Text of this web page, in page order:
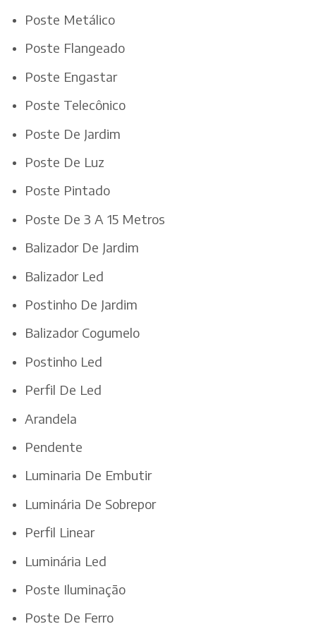
Poste Metálico
Poste Flangeado
Poste Engastar
Poste Telecônico
Poste De Jardim
Poste De Luz
Poste Pintado
Poste De 3 A 15 Metros
Balizador De Jardim
Balizador Led
Postinho De Jardim
Balizador Cogumelo
Postinho Led
Perfil De Led
Arandela
Pendente
Luminaria De Embutir
Luminária De Sobrepor
Perfil Linear
Luminária Led
Poste Iluminação
Poste De Ferro